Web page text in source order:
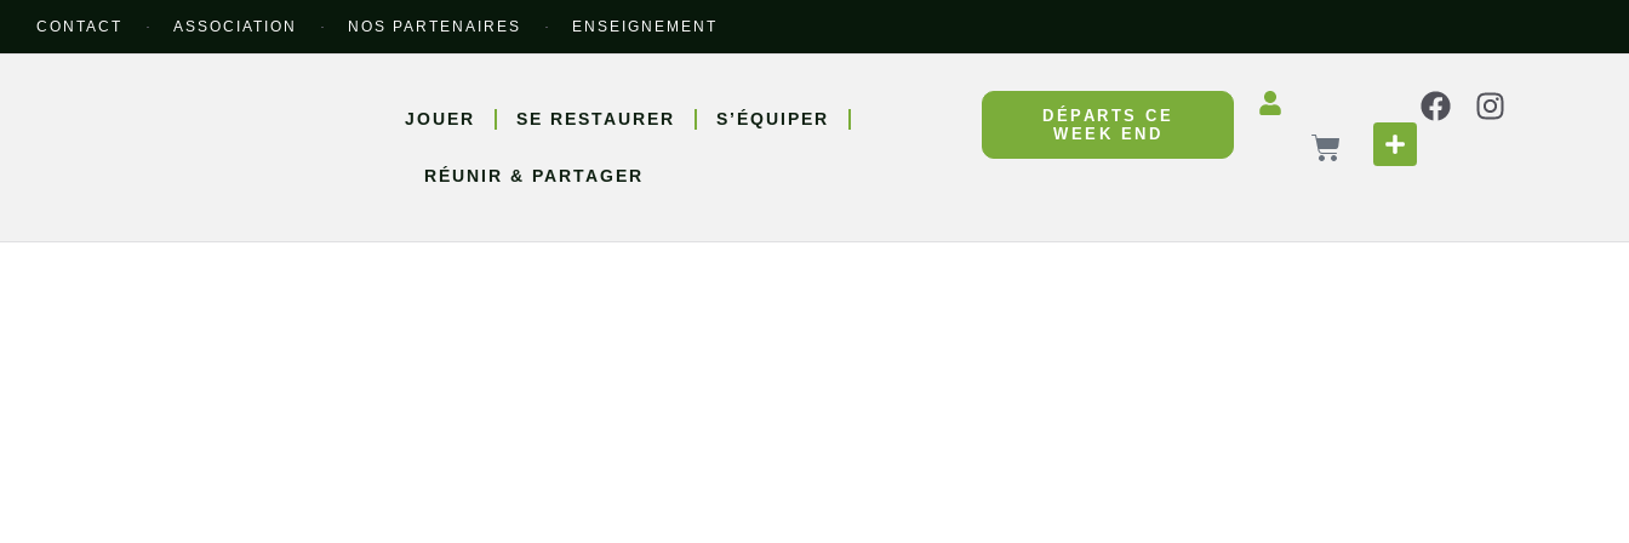
CONTACT ASSOCIATION NOS PARTENAIRES ENSEIGNEMENT
JOUER SE RESTAURER S’ÉQUIPER
RÉUNIR & PARTAGER
DÉPARTS CE
WEEK END